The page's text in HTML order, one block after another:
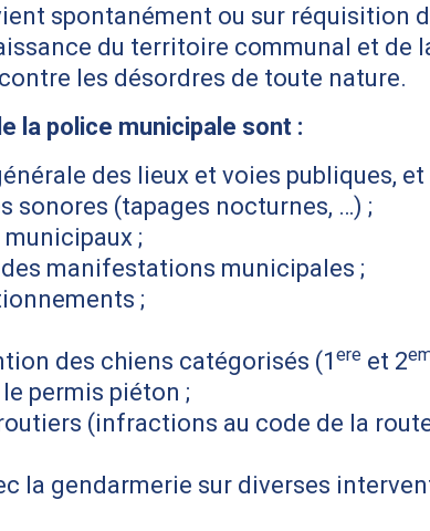
spontanément ou sur réquisition
du territoire communal et de
les désordres de toute nature.
la police municipale sont :
des lieux et voies publiques,
sonores (tapages nocturnes, …) ;
;
manifestations municipales ;
;
des chiens catégorisés (1ere et 2
permis piéton ;
(infractions au code de la
la gendarmerie sur diverses